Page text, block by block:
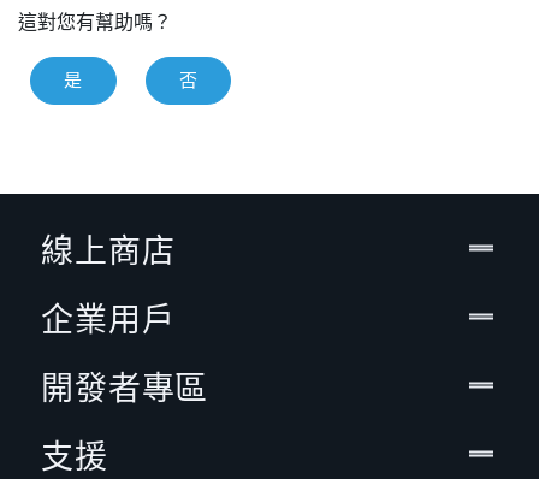
這對您有幫助嗎？
是 否
線上商店
企業用戶
開發者專區
支援